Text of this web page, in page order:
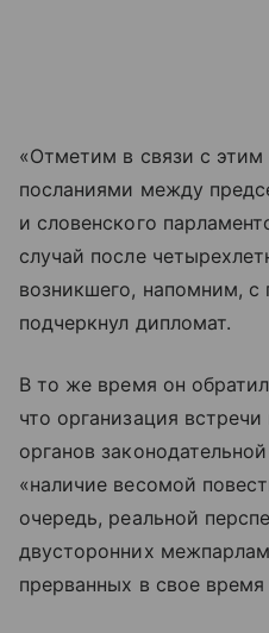
«Отметим в связи с
посланиями между
и словенского
случай после
возникшего, напомним,
подчеркнул дипломат.
В то же время он
что организация
органов
«наличие весомой
очередь, реальной
двусторонних
прерванных в свое